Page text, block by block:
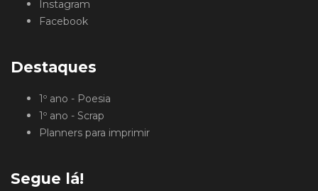
Instagram
Facebook
Destaques
1º ano - Poesia
1º ano - Scrap
Planners para imprimir
Segue lá!